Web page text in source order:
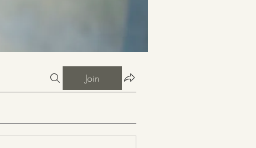
Join